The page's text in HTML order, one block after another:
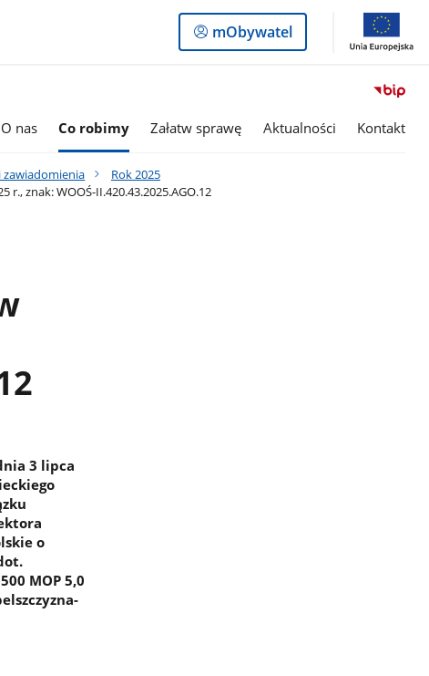
Logowanie
do
mObywatel
O nas Co robimy Załatw sprawę Aktualności Kontakt
zawiadomienia
Rok 2025
znak: WOOŚ-II.420.43.2025.AGO.12
3 lipca
o
MOP 5,0